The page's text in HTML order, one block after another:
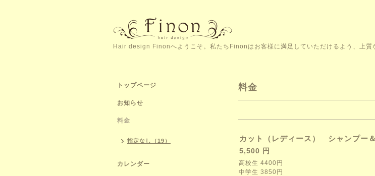
Hair design Finonへようこそ。私たちFinonはお客様に満足していただけるよう、上質
料金
カット（レディース） シャンプー
5,500 円
高校生 4400円
中学生 3850円
トップページ
お知らせ
料金
指定なし（19）
カレンダー